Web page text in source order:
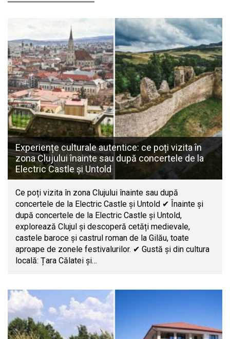
Experiențe culturale autentice: ce poți vizita în
zona Clujului înainte sau după concertele de la
Electric Castle și Untold
Ce poți vizita în zona Clujului înainte sau după
concertele de la Electric Castle și Untold ✔ Înainte și
după concertele de la Electric Castle și Untold,
explorează Clujul și descoperă cetăți medievale,
castele baroce și castrul roman de la Gilău, toate
aproape de zonele festivalurilor. ✔ Gustă și din cultura
locală: Țara Călatei și…